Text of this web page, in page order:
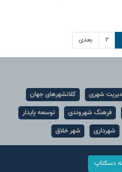
۲ بعدی
شهری
کلانشهرهای جهان
فرهنگ شهروندی
توسعه پایدار
شهرداری شهر خلاق
دسکتاپ